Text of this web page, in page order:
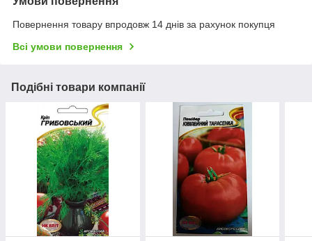
Повернення товару впродовж 14 днів за рахунок покупця
Всі умови повернення
Подібні товари компанії